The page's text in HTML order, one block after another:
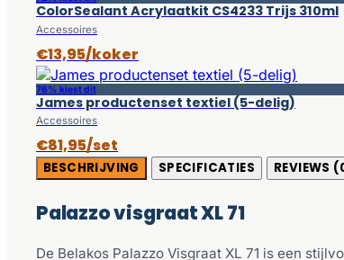
ColorSealant Acrylaatkit CS4233 Trijs 310ml
Accessoires
€13,95/koker
76% kiest dit
James productenset textiel (5-delig)
Accessoires
€81,95/set
BESCHRIJVING SPECIFICATIES REVIEWS
Palazzo visgraat XL 71
De Belakos Palazzo Visgraat XL 71 is een